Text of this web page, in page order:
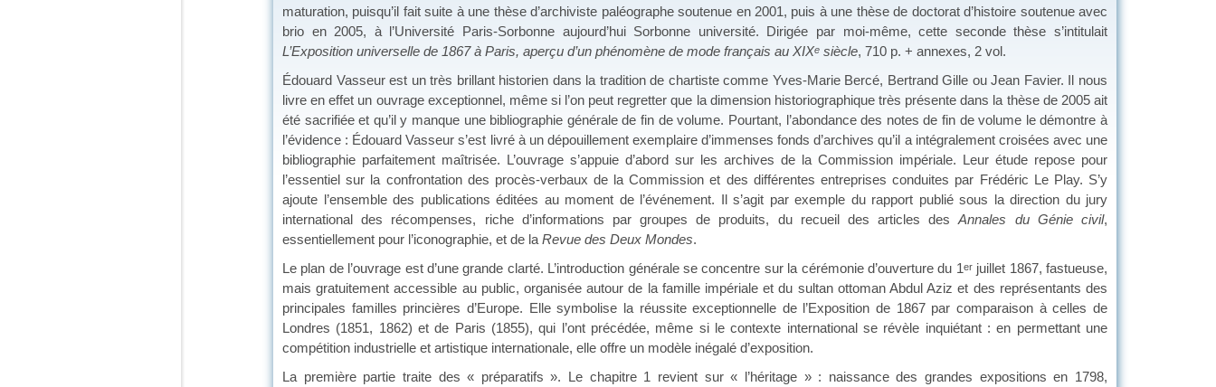
maturation, puisqu’il fait suite à une thèse d’archiviste paléographe soutenue en 2001, puis à une thèse de doctorat d’histoire soutenue avec
brio en 2005, à l’Université Paris-Sorbonne aujourd’hui Sorbonne université. Dirigée par moi-même, cette seconde thèse s’intitulait
L’Exposition universelle de 1867 à Paris, aperçu d’un phénomène de mode français au XIXe siècle, 710 p. + annexes, 2 vol.
Édouard Vasseur est un très brillant historien dans la tradition de chartiste comme Yves-Marie Bercé, Bertrand Gille ou Jean Favier. Il nous
livre en effet un ouvrage exceptionnel, même si l’on peut regretter que la dimension historiographique très présente dans la thèse de 2005 ait
été sacrifiée et qu’il y manque une bibliographie générale de fin de volume. Pourtant, l’abondance des notes de fin de volume le démontre à
l’évidence : Édouard Vasseur s’est livré à un dépouillement exemplaire d’immenses fonds d’archives qu’il a intégralement croisées avec une
bibliographie parfaitement maîtrisée. L’ouvrage s’appuie d’abord sur les archives de la Commission impériale. Leur étude repose pour
l’essentiel sur la confrontation des procès-verbaux de la Commission et des différentes entreprises conduites par Frédéric Le Play. S’y
ajoute l’ensemble des publications éditées au moment de l’événement. Il s’agit par exemple du rapport publié sous la direction du jury
international des récompenses, riche d’informations par groupes de produits, du recueil des articles desAnnales du Génie civil,
essentiellement pour l’iconographie, et de la Revue des Deux Mondes.
Le plan de l’ouvrage est d’une grande clarté. L’introduction générale se concentre sur la cérémonie d’ouverture du 1erjuillet 1867, fastueuse,
mais gratuitement accessible au public, organisée autour de la famille impériale et du sultan ottoman Abdul Aziz et des représentants des
principales familles princières d’Europe. Elle symbolise la réussite exceptionnelle de l’Exposition de 1867 par comparaison à celles de
Londres (1851, 1862) et de Paris (1855), qui l’ont précédée, même si le contexte international se révèle inquiétant : en permettant une
compétition industrielle et artistique internationale, elle offre un modèle inégalé d’exposition.
La première partie traite des « préparatifs ». Le chapitre 1 revient sur « l’héritage » : naissance des grandes expositions en 1798,